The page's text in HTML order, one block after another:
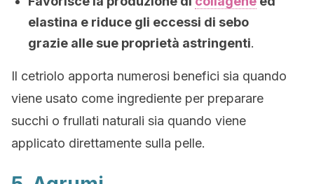
elastina e riduce gli eccessi di sebo
grazie alle sue proprietà astringenti.
Il cetriolo apporta numerosi benefici sia quando
viene usato come ingrediente per preparare
succhi o frullati naturali sia quando viene
applicato direttamente sulla pelle.